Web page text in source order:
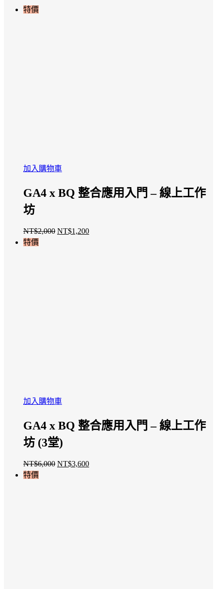
特價
加入購物車
GA4 x BQ 整合應用入門 – 線上工作
坊
NT$2,000 原
NT$1,200目
特價
加入購物車
GA4 x BQ 整合應用入門 – 線上工作
坊 (3堂)
NT$6,000 原
NT$3,600目
特價